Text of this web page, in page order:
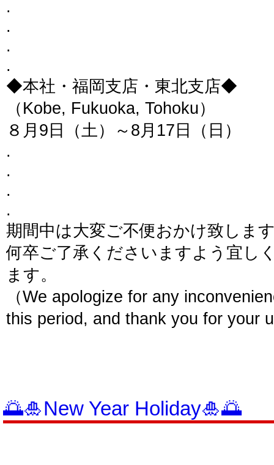
.
.
.
.
◆本社・福岡支店・東北支店◆
（Kobe, Fukuoka, Tohoku）
８月9日（土）～8月17日（日）
.
.
.
.
期間中は大変ご不便おかけ致しま
何卒ご了承くださいますよう宜し
ます。
（We apologize for any
this period, and thank you for your
🌅🎍New Year Holiday🎍🌅